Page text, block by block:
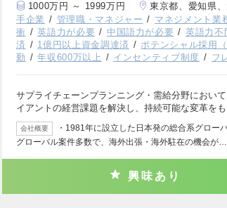
1000万円 ～ 1999万円 東京都、愛知県
手企業
管理職・マネジャー マネジメント業
衝
英語力が必要 中国語力が必要 英語力不
済
1億円以上資金調達済 ポテンシャル採用（
勤
年収600万以上 インセンティブ制度 フ
サプライチェーンプランニング・需給分野におい
イアントの経営課題を解決し、持続可能な変革をも
会社概要
・1981年に設立した日本発の総合系グロー
グローバル案件多数で、海外出張・海外駐在の機会が…
興味あり